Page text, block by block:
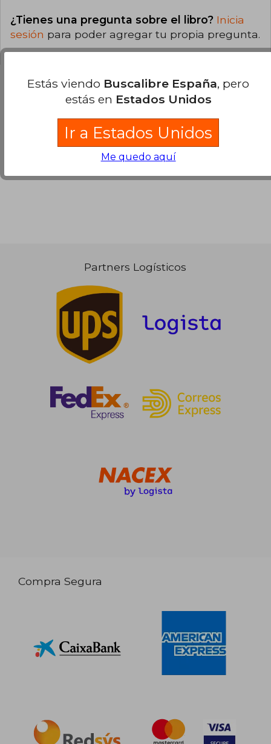
¿Tienes una pregunta sobre el libro? Inicia
sesión para poder agregar tu propia pregunta.
Ver más opiniones de clientes
Partners Logísticos
Compra Segura
Estás viendo Buscalibre España, pero
estás en Estados Unidos
Ir a Estados Unidos
Me quedo aquí